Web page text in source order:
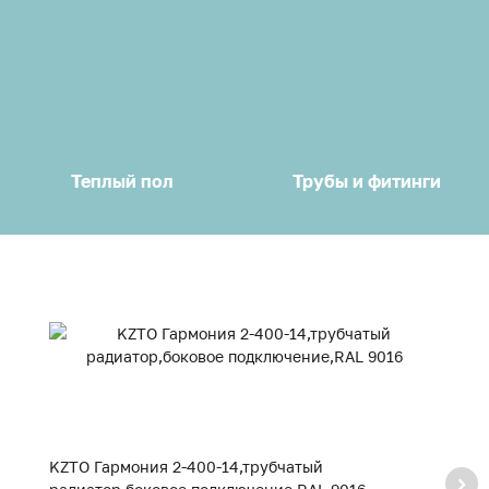
Теплый пол Трубы и фитинги
KZTO Гармония 2-400-14,трубчатый